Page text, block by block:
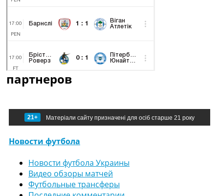
партнеров
21+ Матеріали сайту призначені для осіб старше 21 року
Новости футбола
Новости футбола Украины
Видео обзоры матчей
Футбольные трансферы